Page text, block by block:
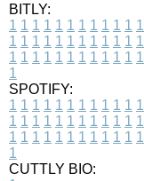
BITLY:
1 1 1 1 1 1 1 1 1 1 1 1
1 1 1 1 1 1 1 1 1 1 1 1
1 1 1 1 1 1 1 1 1 1 1 1
1
SPOTIFY:
1 1 1 1 1 1 1 1 1 1 1 1
1 1 1 1 1 1 1 1 1 1 1 1
1 1 1 1 1 1 1 1 1 1 1 1
1
CUTTLY BIO: